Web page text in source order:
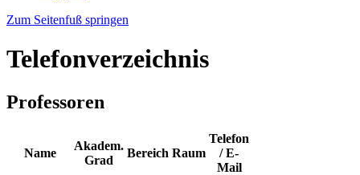
Zum Seitenfuß springen
Telefonverzeichnis
Professoren
Name
Akadem.
Grad
Bereich Raum
Telefon
/ E-
Mail